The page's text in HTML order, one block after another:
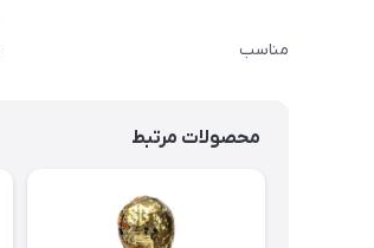
مناسب
محصولات مرتبط